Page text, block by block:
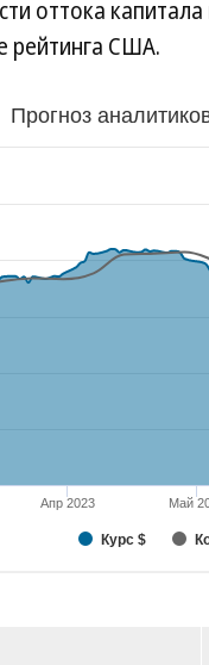
оттока
рейтинга США.
Прогноз
Курс $
Апр 2023 Май